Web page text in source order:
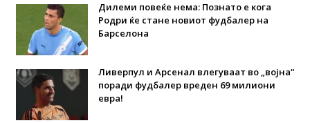
Дилеми повеќе нема: Познато е кога
Родри ќе стане новиот фудбалер на
Барселона
Ливерпул и Арсенал влегуваат во „војна“
поради фудбалер вреден 69 милиони
евра!